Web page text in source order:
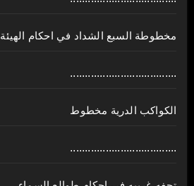
مخطوطة السبع الشداد في احكام الهيئة
....................................
الكواكب الدرية مخطوط
....................................